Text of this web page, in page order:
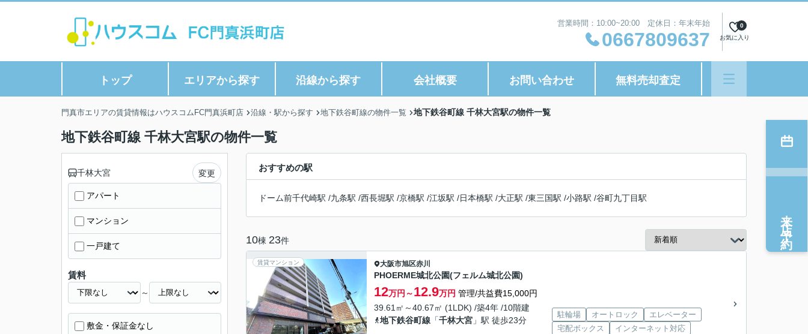
営業時間：10:00~20:00 定休日：年末年始
0667809637 お気に入り
0
トップ エリアから探す 沿線から探す 会社概要 お問い合わせ 無料売却査定
門真市エリアの賃貸情報はハウスコムFC門真浜町店 沿線・駅から探す 地下鉄谷町線の物件一覧 地下鉄谷町線 千林大宮駅の物件一覧
地下鉄谷町線 千林大宮駅の物件一覧
おすすめの駅
ドーム前千代崎駅 /九条駅 /西長堀駅 /京橋駅 /江坂駅 /日本橋駅 /大正駅 /東三国駅 /小路駅 /谷町九丁目駅
10棟 23件
賃貸マンション 大阪市旭区赤川
PHOERME城北公園(フェルム城北公園)
12万円～12.9万円 管理/共益費15,000円
39.61㎡～40.67㎡ (1LDK) /築4年 /10階建
地下鉄谷町線 「千林大宮 」駅 徒歩23分
駐輪場 オートロック
エレベーター
宅配ボックス
インターネット対応
千林大宮 変更
アパート
マンション
一戸建て
賃料
～
敷金・保証金なし
来店予約